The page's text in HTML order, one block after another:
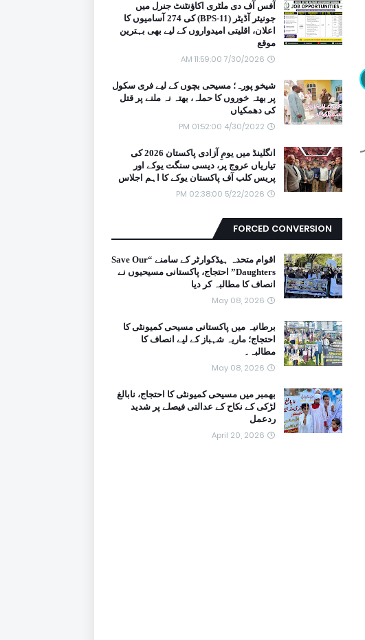
آفس آف دی ملٹری اکاؤنٹنٹ جنرل میں
جونیئر آڈیٹر (BPS-11) کی 274 آسامیوں کا
اعلان، اقلیتی امیدواروں کے لیے بھی بہترین
موقع
7/30/2026 11:59:00 AM
شیخو پورہ؛ مسیحی بچوں کے لیے فری سکول
پر بھتہ خوروں کا حملہ، بھتہ نہ ملنے پر قتل
کی دھمکیاں
4/30/2022 01:52:00 PM
انگلینڈ میں یومِ آزادی پاکستان 2026 کی
تیاریاں عروج پر، دیسی سنگت یوکے اور
پریس کلب آف پاکستان یوکے کا اہم اجلاس
5/22/2026 02:38:00 PM
FORCED CONVERSION
اقوام متحدہ ہیڈکوارٹر کے سامنے “Save Our
Daughters” احتجاج، پاکستانی مسیحیوں نے
انصاف کا مطالبہ کر دیا
May 08, 2026
برطانیہ میں پاکستانی مسیحی کمیونٹی کا
احتجاج؛ ماریہ شہباز کے لیے انصاف کا
مطالبہ۔
May 08, 2026
بھمبر میں مسیحی کمیونٹی کا احتجاج، نابالغ
لڑکی کے نکاح کے عدالتی فیصلے پر شدید
ردعمل
April 20, 2026